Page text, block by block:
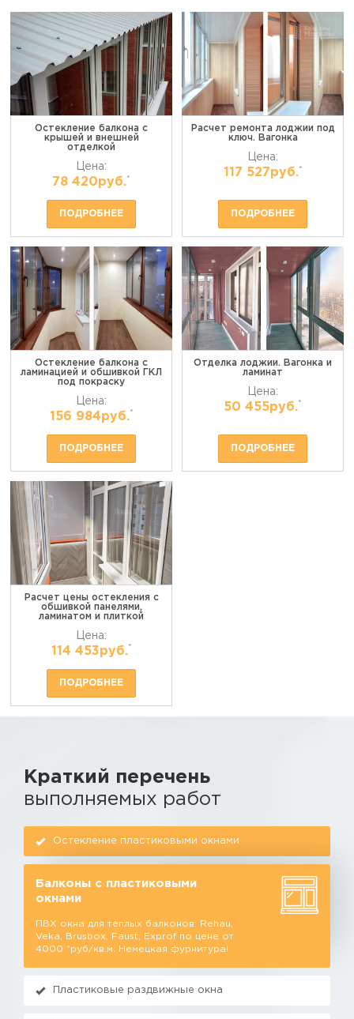
Остекление балкона с
крышей и внешней
отделкой
Цена:
78 420руб.*
ПОДРОБНЕЕ
Расчет ремонта лоджии под
ключ. Вагонка
Цена:
117 527руб.*
ПОДРОБНЕЕ
Остекление балкона с
ламинацией и обшивкой ГКЛ
под покраску
Цена:
156 984руб.*
ПОДРОБНЕЕ
Отделка лоджии. Вагонка и
ламинат
Цена:
50 455руб.*
ПОДРОБНЕЕ
Расчет цены остекления с
обшивкой панелями,
ламинатом и плиткой
Цена:
114 453руб.*
ПОДРОБНЕЕ
Краткий перечень
выполняемых работ
Остекление пластиковыми окнами
Балконы с пластиковыми
окнами
ПВХ окна для теплых балконов: Rehau,
Veka, Brusbox, Faust, Exprof по цене от
4000 *руб/кв.м. Немецкая фурнитура!
Пластиковые раздвижные окна